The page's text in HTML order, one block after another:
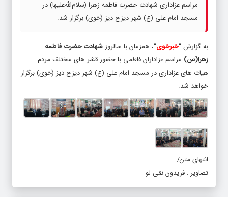
مراسم عزاداری شهادت حضرت فاطمه زهرا (سلام‌الله‌علیها) در
مسجد امام علی (ع) شهر دیزج دیز (خوی) برگزار شد.
به گزارش “خبرخوی“، همزمان با سالروز شهادت حضرت فاطمه
زهرا(س) مراسم عزاداران فاطمی با حضور قشر های مختلف مردم
هیات های عزاداری در مسجد امام علی (ع) شهر دیزج دیز (خوی)برگزار
خواهد شد.
انتهای متن/
تصاویر : فریدون نقی لو